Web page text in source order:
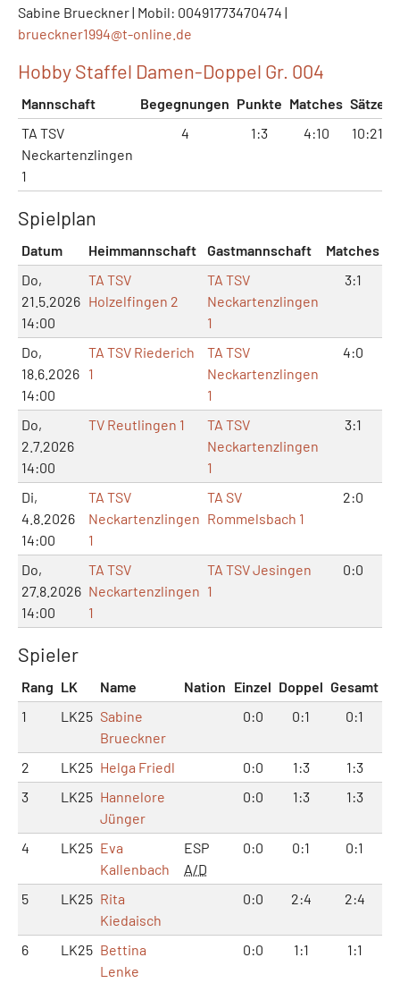
Sabine Brueckner | Mobil: 00491773470474 |
brueckner1994@t-online.de
Hobby Staffel Damen-Doppel Gr. 004
Mannschaft Begegnungen Punkte Matches Sätze
TA TSV
Neckartenzlingen
1
4 1:3 4:10 10:21
Spielplan
Datum Heimmannschaft Gastmannschaft Matches
Do,
21.5.2026
14:00
TA TSV
Holzelfingen 2
TA TSV
Neckartenzlingen
1
3:1
Do,
18.6.2026
14:00
TA TSV Riederich
1
TA TSV
Neckartenzlingen
1
4:0
Do,
2.7.2026
14:00
TV Reutlingen 1
TA TSV
Neckartenzlingen
1
3:1
Di,
4.8.2026
14:00
TA TSV
Neckartenzlingen
1
TA SV
Rommelsbach 1
2:0
Do,
27.8.2026
14:00
TA TSV
Neckartenzlingen
1
TA TSV Jesingen
1
0:0
Spieler
Rang LK Name Nation Einzel Doppel Gesamt
1
LK25 Sabine
Brueckner
0:0 0:1 0:1
2 LK25 Helga Friedl 0:0 1:3
1:3
3
LK25 Hannelore
Jünger
0:0 1:3 1:3
4 LK25 Eva
Kallenbach
ESP
A/D
0:0 0:1 0:1
5 LK25 Rita
Kiedaisch
0:0 2:4 2:4
6 LK25 Bettina
Lenke
0:0 1:1 1:1